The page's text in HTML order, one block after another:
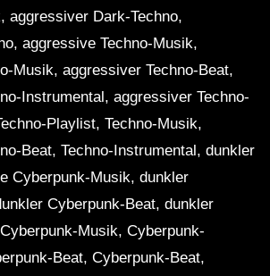
aggressiver Dark-Techno,
aggressive Techno-Musik,
Musik, aggressiver Techno-Beat,
Instrumental, aggressiver Techno-
Playlist, Techno-Musik,
Beat, Techno-Instrumental, dunkler
Cyberpunk-Musik, dunkler
Cyberpunk-Beat, dunkler
Musik, Cyberpunk-
Beat, Cyberpunk-Beat,